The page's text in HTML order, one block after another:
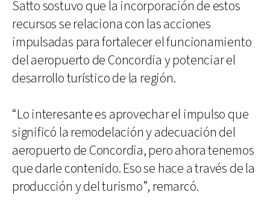
Satto sostuvo que la incorporación de estos
recursos se relaciona con las acciones
impulsadas para fortalecer el funcionamiento
del aeropuerto de Concordia y potenciar el
desarrollo turístico de la región.
“Lo interesante es aprovechar el impulso que
significó la remodelación y adecuación del
aeropuerto de Concordia, pero ahora tenemos
que darle contenido. Eso se hace a través de la
producción y del turismo”, remarcó.